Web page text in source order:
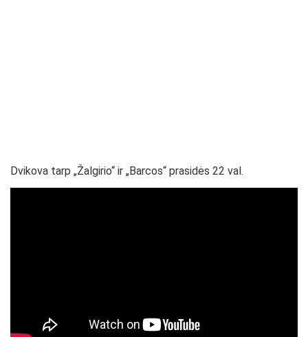
Dvikova tarp „Žalgirio“ ir „Barcos“ prasidės 22 val.